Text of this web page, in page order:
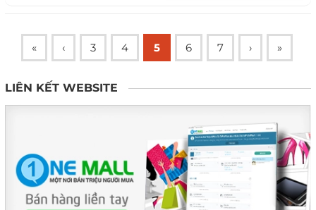
« ‹ 3 4 5 6 7 › »
LIÊN KẾT WEBSITE